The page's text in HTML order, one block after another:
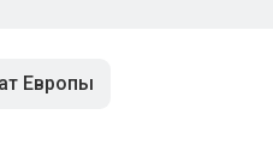
Европы